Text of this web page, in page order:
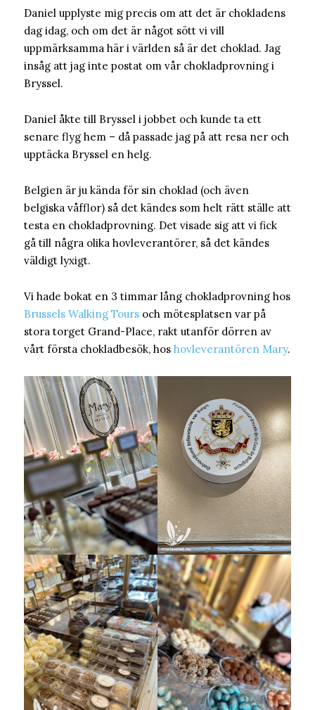
Daniel upplyste mig precis om att det är chokladens
dag idag, och om det är något sött vi vill
uppmärksamma här i världen så är det choklad. Jag
insåg att jag inte postat om vår chokladprovning i
Bryssel.
Daniel åkte till Bryssel i jobbet och kunde ta ett
senare flyg hem – då passade jag på att resa ner och
upptäcka Bryssel en helg.
Belgien är ju kända för sin choklad (och även
belgiska våfflor) så det kändes som helt rätt ställe att
testa en chokladprovning. Det visade sig att vi fick
gå till några olika hovleverantörer, så det kändes
väldigt lyxigt.
Vi hade bokat en 3 timmar lång chokladprovning hos
Brussels Walking Tours och mötesplatsen var på
stora torget Grand-Place, rakt utanför dörren av
vårt första chokladbesök, hos hovleverantören Mary.